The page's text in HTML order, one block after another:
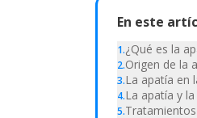
En este
1.¿Qué es la
2.Origen de la
3.La apatía en
4.La apatía y
5.